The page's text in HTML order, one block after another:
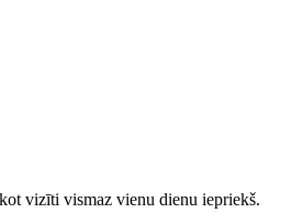
vizīti vismaz vienu dienu iepriekš.